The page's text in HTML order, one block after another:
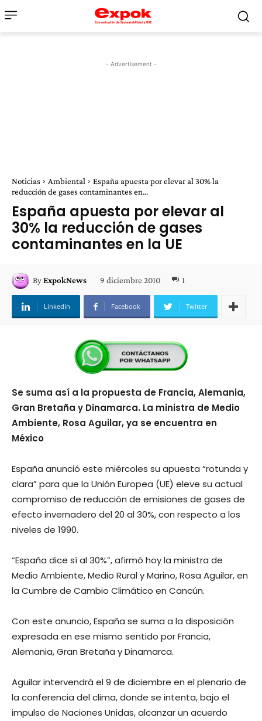
- Advertisement -
Noticias Ambiental
España apuesta por elevar al 30% la
reducción de gases contaminantes en...
España apuesta por elevar al
30% la reducción de gases
contaminantes en la UE
ByExpokNews 9 diciembre 2010 1
Linkedin Facebook Twitter
Se suma así a la propuesta de Francia, Alemania,
Gran Bretaña y Dinamarca. La ministra de Medio
Ambiente, Rosa Aguilar, ya se encuentra en
México
España anunció este miércoles su apuesta “rotunda y
clara” para que la Unión Europea (UE) eleve su actual
compromiso de reducción de emisiones de gases de
efecto invernadero del 20 al 30%, con respecto a los
niveles de 1990.
“España dice sí al 30%”, afirmó hoy la ministra de
Medio Ambiente, Medio Rural y Marino, Rosa Aguilar, en
la Cumbre de Cambio Climático en Cancún.
Con este anuncio, España se suma a la disposición
expresada en ese mismo sentido por Francia,
Alemania, Gran Bretaña y Dinamarca.
Aguilar intervendrá el 9 de diciembre en el plenario de
la conferencia del clima, donde se intenta, bajo el
impulso de Naciones Unidas, alcanzar un acuerdo